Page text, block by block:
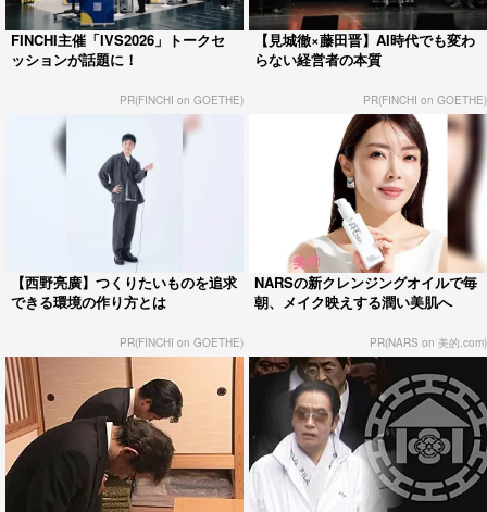
FINCHI主催「IVS2026」トークセ
ッションが話題に！
PR(FINCHI on GOETHE)
【見城徹×藤田晋】AI時代でも変わ
らない経営者の本質
PR(FINCHI on GOETHE)
【西野亮廣】つくりたいものを追求
できる環境の作り方とは
PR(FINCHI on GOETHE)
NARSの新クレンジングオイルで毎
朝、メイク映えする潤い美肌へ
PR(NARS on 美的.com)